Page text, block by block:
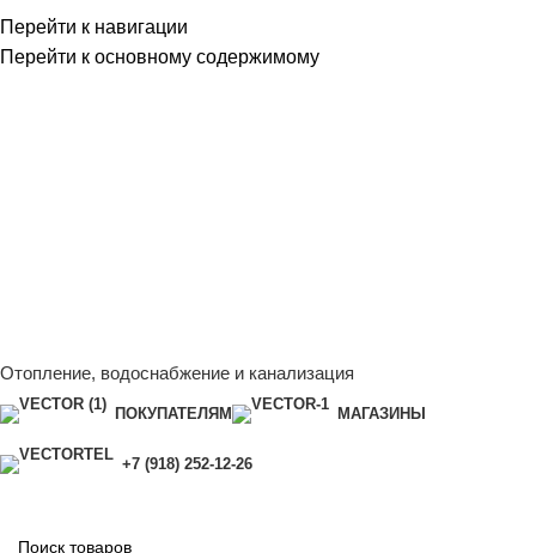
Перейти к навигации
Перейти к основному содержимому
Отопление, водоснабжение и канализация
ПОКУПАТЕЛЯМ МАГАЗИНЫ
+7 (918) 252-12-26